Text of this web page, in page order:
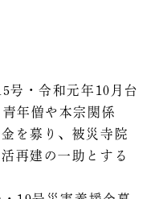
号・令和元年10月台
年僧や本宗関係
を募り、被災寺院
再建の一助とする